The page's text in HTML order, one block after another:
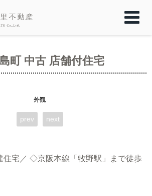
町 中古 店舗付住宅
外観
prev next
住宅／ ◇京阪本線「牧野駅」まで徒歩